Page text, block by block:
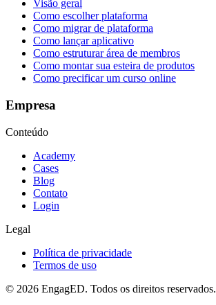
Visão geral
Como escolher plataforma
Como migrar de plataforma
Como lançar aplicativo
Como estruturar área de membros
Como montar sua esteira de produtos
Como precificar um curso online
Empresa
Conteúdo
Academy
Cases
Blog
Contato
Login
Legal
Política de privacidade
Termos de uso
© 2026 EngagED. Todos os direitos reservados.